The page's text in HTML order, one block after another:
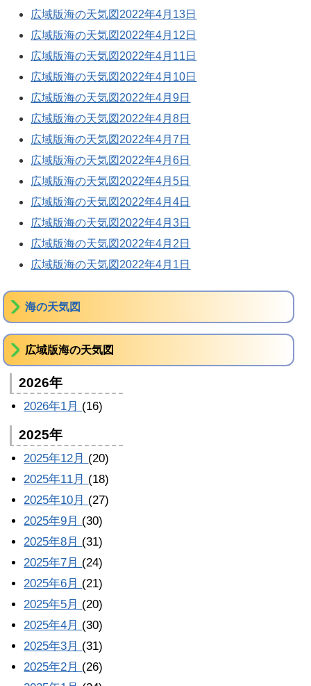
広域版海の天気図2022年4月13日
広域版海の天気図2022年4月12日
広域版海の天気図2022年4月11日
広域版海の天気図2022年4月10日
広域版海の天気図2022年4月9日
広域版海の天気図2022年4月8日
広域版海の天気図2022年4月7日
広域版海の天気図2022年4月6日
広域版海の天気図2022年4月5日
広域版海の天気図2022年4月4日
広域版海の天気図2022年4月3日
広域版海の天気図2022年4月2日
広域版海の天気図2022年4月1日
海の天気図
広域版海の天気図
2026年
2026年1月 (16)
2025年
2025年12月 (20)
2025年11月 (18)
2025年10月 (27)
2025年9月 (30)
2025年8月 (31)
2025年7月 (24)
2025年6月 (21)
2025年5月 (20)
2025年4月 (30)
2025年3月 (31)
2025年2月 (26)